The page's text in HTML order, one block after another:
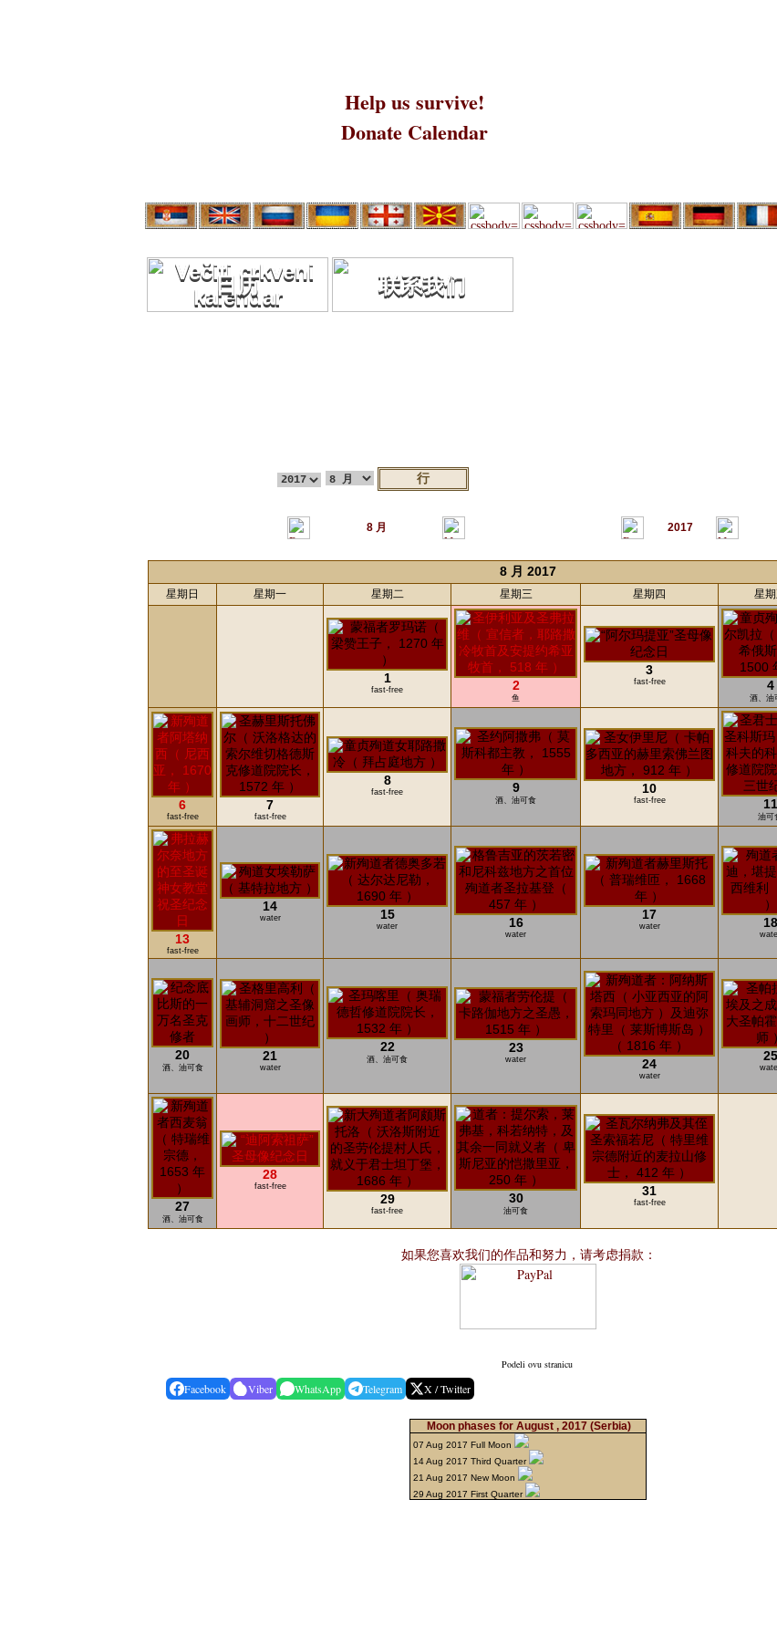
Help us survive!
Donate Calendar
日历 联系我们
8 月 2017
8 月 2017
星期日 星期一 星期二 星期三 星期四 星
1
fast-free 2
鱼
3
fast-free 4
酒、油
6
fast-free
7
fast-free
8
fast-free 9
酒、油可食
10
fast-free 11
油可
13
fast-free
14
water 15
water 16
water
17
water 18
20
酒、油可食
21
water
22
酒、油可食
23
water 24
water
25
27
酒、油可食
28
fast-free
29
fast-free
30
油可食
31
fast-free
如果您喜欢我们的作品和努力，请考虑捐款：
Podeli ovu stranicu
Facebook Viber WhatsApp Telegram X / Twitter
Moon phases for August , 2017 (Serbia)
07 Aug 2017 Full Moon
14 Aug 2017 Third Quarter
21 Aug 2017 New Moon
29 Aug 2017 First Quarter